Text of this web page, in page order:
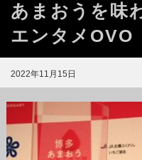
あまおうを味
エンタメOVO
2022年11月15日